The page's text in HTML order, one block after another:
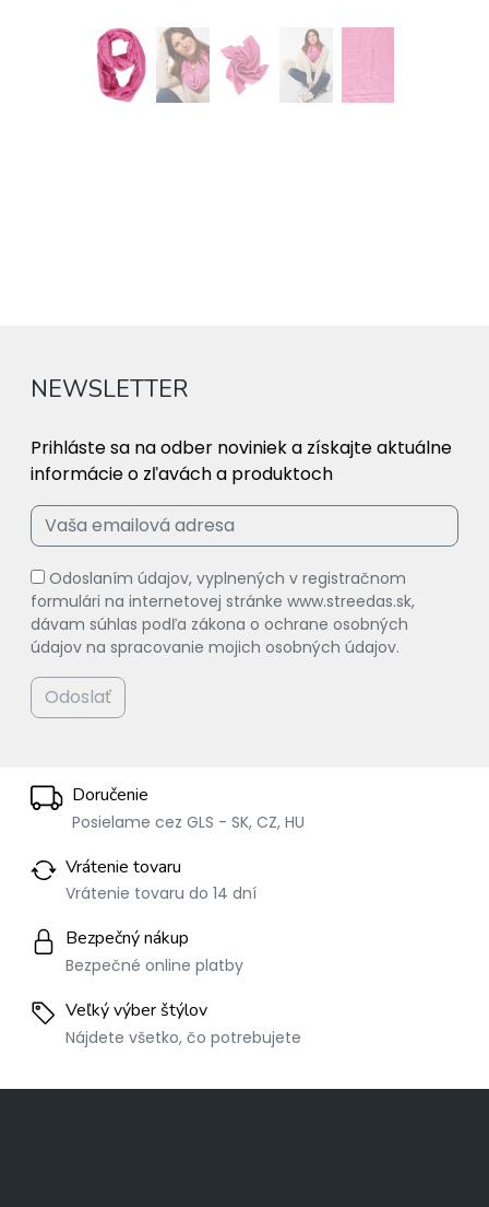
NEWSLETTER
Prihláste sa na odber noviniek a získajte aktuálne
informácie o zľavách a produktoch
Odoslaním údajov, vyplnených v registračnom
formulári na internetovej stránke www.streedas.sk,
dávam súhlas podľa zákona o ochrane osobných
údajov na spracovanie mojich osobných údajov.
Odoslať
Doručenie
Posielame cez GLS - SK, CZ, HU
Vrátenie tovaru
Vrátenie tovaru do 14 dní
Bezpečný nákup
Bezpečné online platby
Veľký výber štýlov
Nájdete všetko, čo potrebujete